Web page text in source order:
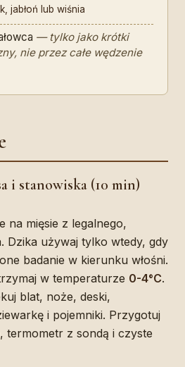
jabłoń lub wiśnia
— tylko jako krótki
nie przez całe wędzenie
i stanowiska (10 min)
na mięsie z legalnego,
Dzika używaj tylko wtedy, gdy
badanie w kierunku włośni.
w temperaturze 0-4°C.
blat, noże, deski,
i pojemniki. Przygotuj
termometr z sondą i czyste